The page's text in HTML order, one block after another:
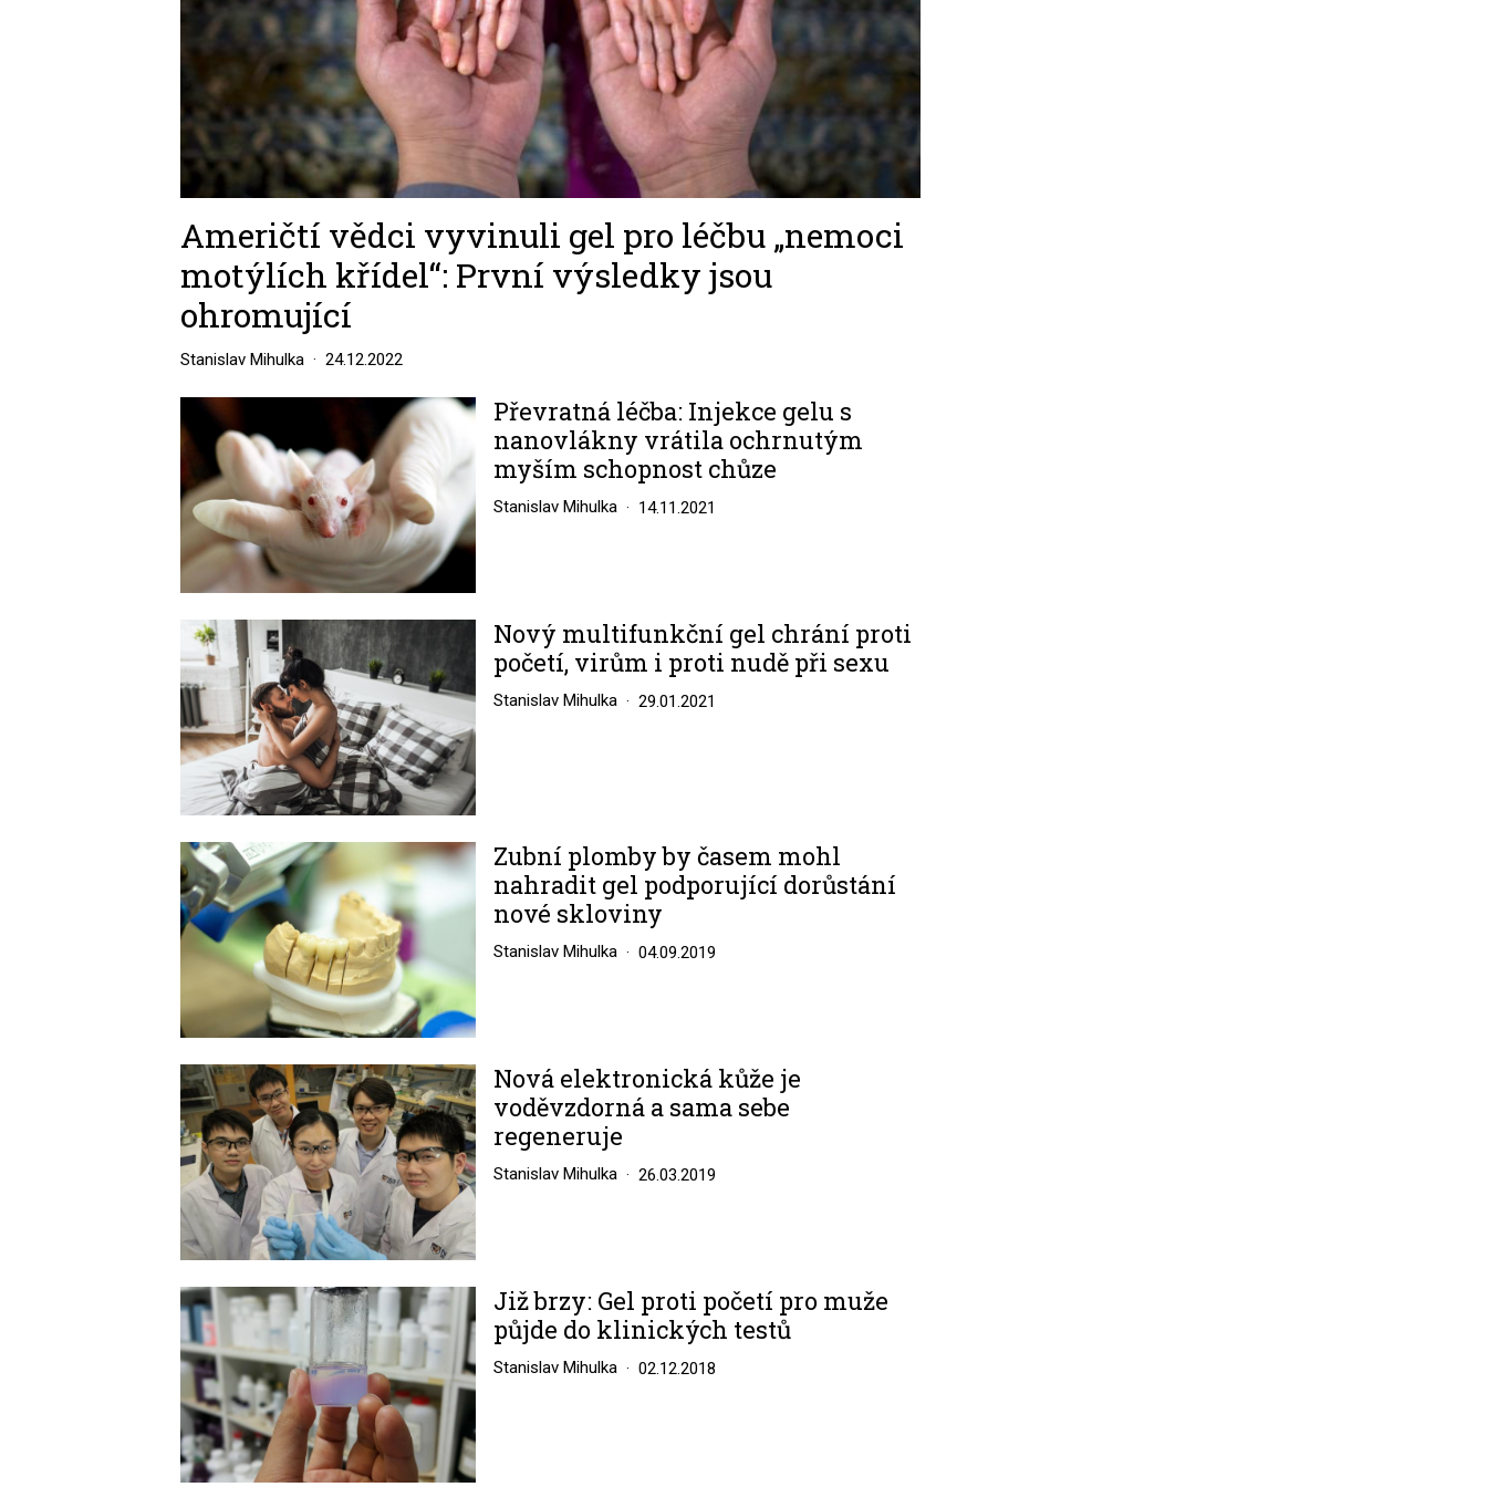
Američtí vědci vyvinuli gel pro léčbu „nemoci
motýlích křídel“: První výsledky jsou
ohromující
Stanislav Mihulka 24.12.2022
Image
Převratná léčba: Injekce gelu s
nanovlákny vrátila ochrnutým
myším schopnost chůze
Stanislav Mihulka 14.11.2021
Image
Nový multifunkční gel chrání proti
početí, virům i proti nudě při sexu
Stanislav Mihulka 29.01.2021
Image
Zubní plomby by časem mohl
nahradit gel podporující dorůstání
nové skloviny
Stanislav Mihulka 04.09.2019
Image
Nová elektronická kůže je
voděvzdorná a sama sebe
regeneruje
Stanislav Mihulka 26.03.2019
Image
Již brzy: Gel proti početí pro muže
půjde do klinických testů
Stanislav Mihulka 02.12.2018